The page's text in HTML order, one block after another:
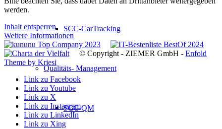
SCC-CarTracking
Qualitäts- Management
SCC-QM
werden.
Inhalt entsperren
Weitere Informationen
© Copyright - ZIEMER GmbH - Enfold
Theme by Kriesi
Link zu Facebook
Link zu Youtube
Link zu X
Link zu Instagram
Link zu LinkedIn
Link zu Xing